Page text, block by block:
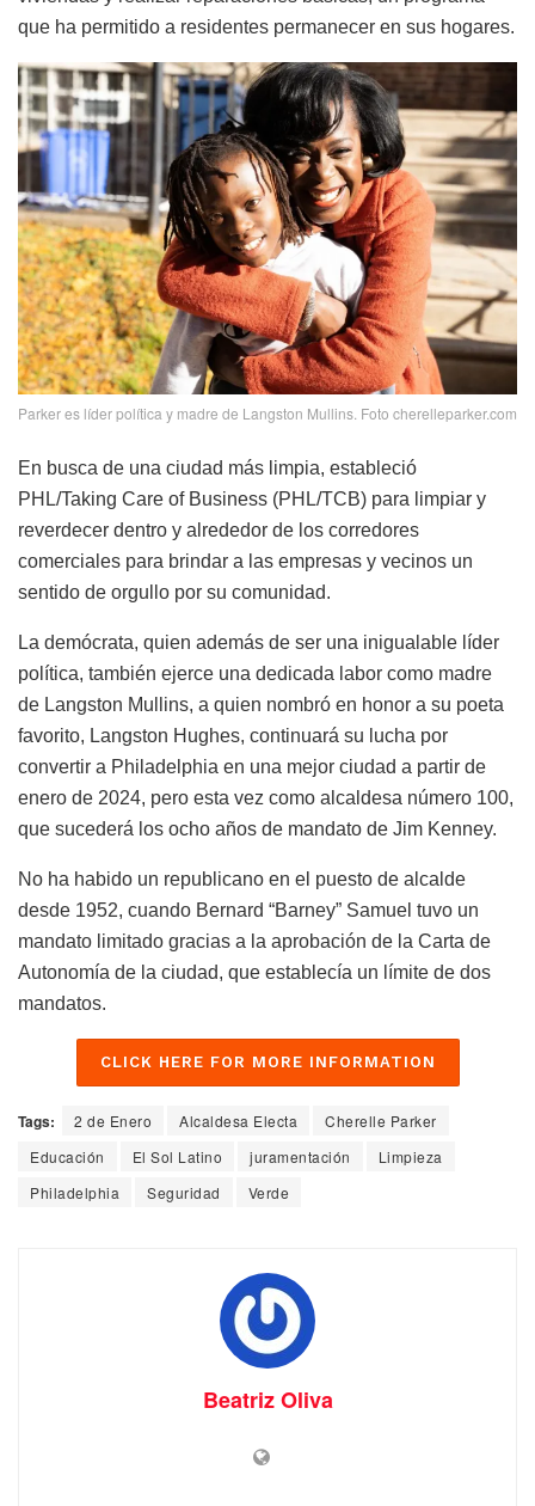
que ha permitido a residentes permanecer en sus hogares.
Parker es líder política y madre de Langston Mullins. Foto cherelleparker.com
En busca de una ciudad más limpia, estableció
PHL/Taking Care of Business (PHL/TCB) para limpiar y
reverdecer dentro y alrededor de los corredores
comerciales para brindar a las empresas y vecinos un
sentido de orgullo por su comunidad.
La demócrata, quien además de ser una inigualable líder
política, también ejerce una dedicada labor como madre
de Langston Mullins, a quien nombró en honor a su poeta
favorito, Langston Hughes, continuará su lucha por
convertir a Philadelphia en una mejor ciudad a partir de
enero de 2024, pero esta vez como alcaldesa número 100,
que sucederá los ocho años de mandato de Jim Kenney.
No ha habido un republicano en el puesto de alcalde
desde 1952, cuando Bernard “Barney” Samuel tuvo un
mandato limitado gracias a la aprobación de la Carta de
Autonomía de la ciudad, que establecía un límite de dos
mandatos.
CLICK HERE FOR MORE INFORMATION
Tags: 2 de Enero Alcaldesa Electa
Cherelle Parker
Educación
El Sol Latino juramentación
Limpieza
Philadelphia
Seguridad Verde
Beatriz Oliva